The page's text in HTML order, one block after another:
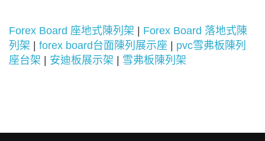
Forex Board 座地式陳列架
Forex Board 落地式陳
列架
forex board台面陳列展示座
pvc雪弗板陳列
座台架
安迪板展示架 雪弗板陳列架